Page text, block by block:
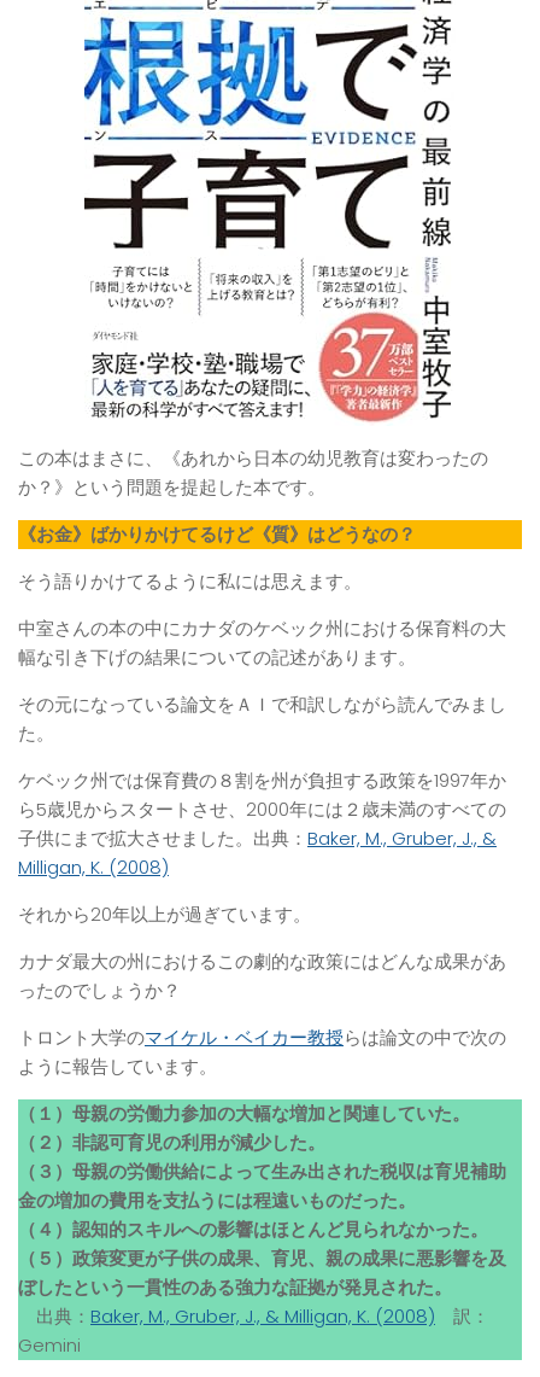
この本はまさに、《あれから日本の幼児教育は変わったの
か？》という問題を提起した本です。
《お金》ばかりかけてるけど《質》はどうなの？
そう語りかけてるように私には思えます。
中室さんの本の中にカナダのケベック州における保育料の大
幅な引き下げの結果についての記述があります。
その元になっている論文をＡＩで和訳しながら読んでみまし
た。
ケベック州では保育費の８割を州が負担する政策を1997年か
ら5歳児からスタートさせ、2000年には２歳未満のすべての
子供にまで拡大させました。出典： Baker, M., Gruber, J., &
Milligan, K. (2008)
それから20年以上が過ぎています。
カナダ最大の州におけるこの劇的な政策にはどんな成果があ
ったのでしょうか？
トロント大学のマイケル・ベイカー教授らは論文の中で次の
ように報告しています。
（１）母親の労働力参加の大幅な増加と関連していた。
（２）非認可育児の利用が減少した。
（３）母親の労働供給によって生み出された税収は育児補助
金の増加の費用を支払うには程遠いものだった。
（４）認知的スキルへの影響はほとんど見られなかった。
（５）政策変更が子供の成果、育児、親の成果に悪影響を及
ぼしたという一貫性のある強力な証拠が発見された。
出典： Baker, M., Gruber, J., & Milligan, K. (2008) 訳：
Gemini